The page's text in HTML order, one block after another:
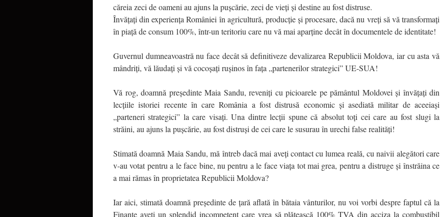
căreia zeci de oameni au ajuns la pușcărie, zeci de vieți și destine au fost distruse.
Învățați din experiența României în agricultură, producție și procesare, dacă nu vreți să vă transformați
în piață de consum 100%, într-un teritoriu care nu vă mai aparține decât în documentele de identitate!
Guvernul dumneavoastră nu face decât să definitiveze devalizarea Republicii Moldova, iar cu asta vă
mândriți, vă lăudați și vă cocoșați rușinos în fața „partenerilor strategici” UE-SUA!
Vă rog, doamnă președinte Maia Sandu, reveniți cu picioarele pe pământul Moldovei și învățați din
lecțiile istoriei recente în care România a fost distrusă economic și asediată militar de aceeiași
„parteneri strategici” la care visați. Una dintre lecții spune că absolut toți cei care au fost slugi la
străini, au ajuns la pușcărie, au fost distruși de cei care le susurau în urechi false realități!
Stimată doamnă Maia Sandu, mă întreb dacă mai aveți contact cu lumea reală, cu naivii alegători care
v-au votat pentru a le face bine, nu pentru a le face viața tot mai grea, pentru a distruge și înstrăina ce
a mai rămas în proprietatea Republicii Moldova?
Iar aici, stimată doamnă președinte de țară aflată în bătaia vânturilor, nu voi vorbi despre faptul că la
Finanțe aveți un splendid incompetent care vrea să plătească 100% TVA din acciza la combustibil